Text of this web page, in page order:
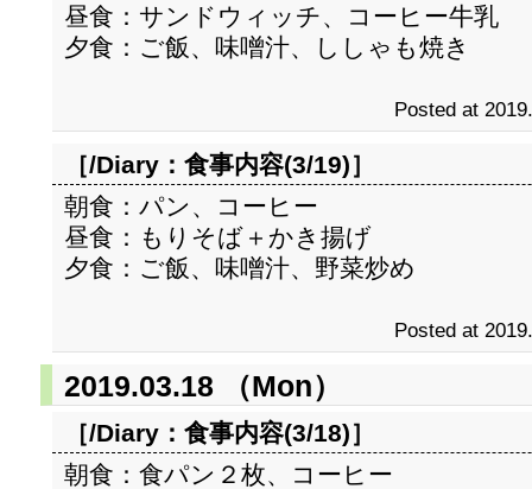
昼食：サンドウィッチ、コーヒー牛乳
夕食：ご飯、味噌汁、ししゃも焼き
Posted at
［/Diary： 食事内容(3/19)］
朝食：パン、コーヒー
昼食：もりそば＋かき揚げ
夕食：ご飯、味噌汁、野菜炒め
Posted at
2019.03.18 （Mon）
［/Diary： 食事内容(3/18)］
朝食：食パン２枚、コーヒー